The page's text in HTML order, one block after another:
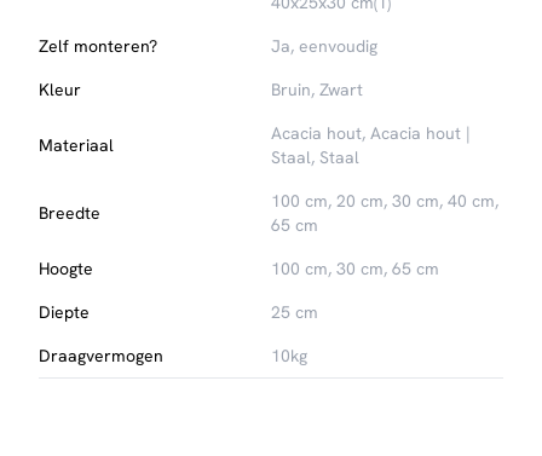
Zelf monteren?
Ja, eenvoudig
Kleur
Bruin, Zwart
Materiaal
Acacia hout, Acacia hout |
Staal, Staal
Breedte
100 cm, 20 cm, 30 cm, 40 cm,
65 cm
Hoogte
100 cm, 30 cm, 65 cm
Diepte
25 cm
Draagvermogen
10kg